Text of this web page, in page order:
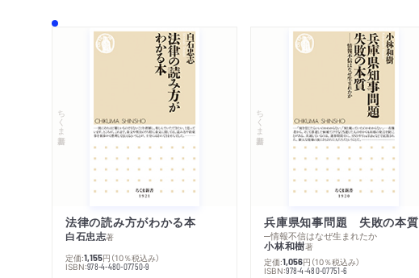
ちくま新書
法律の読み方がわかる本
白石忠志著
定価:1,155円 （10％税込み）
ISBN:978-4-480-07750-9
ちくま新書
兵庫県知事問題 失敗の本質
─情報不信はなぜ生まれたか
小林和樹著
定価:1,056円 （10％税込み）
ISBN:978-4-480-07751-6